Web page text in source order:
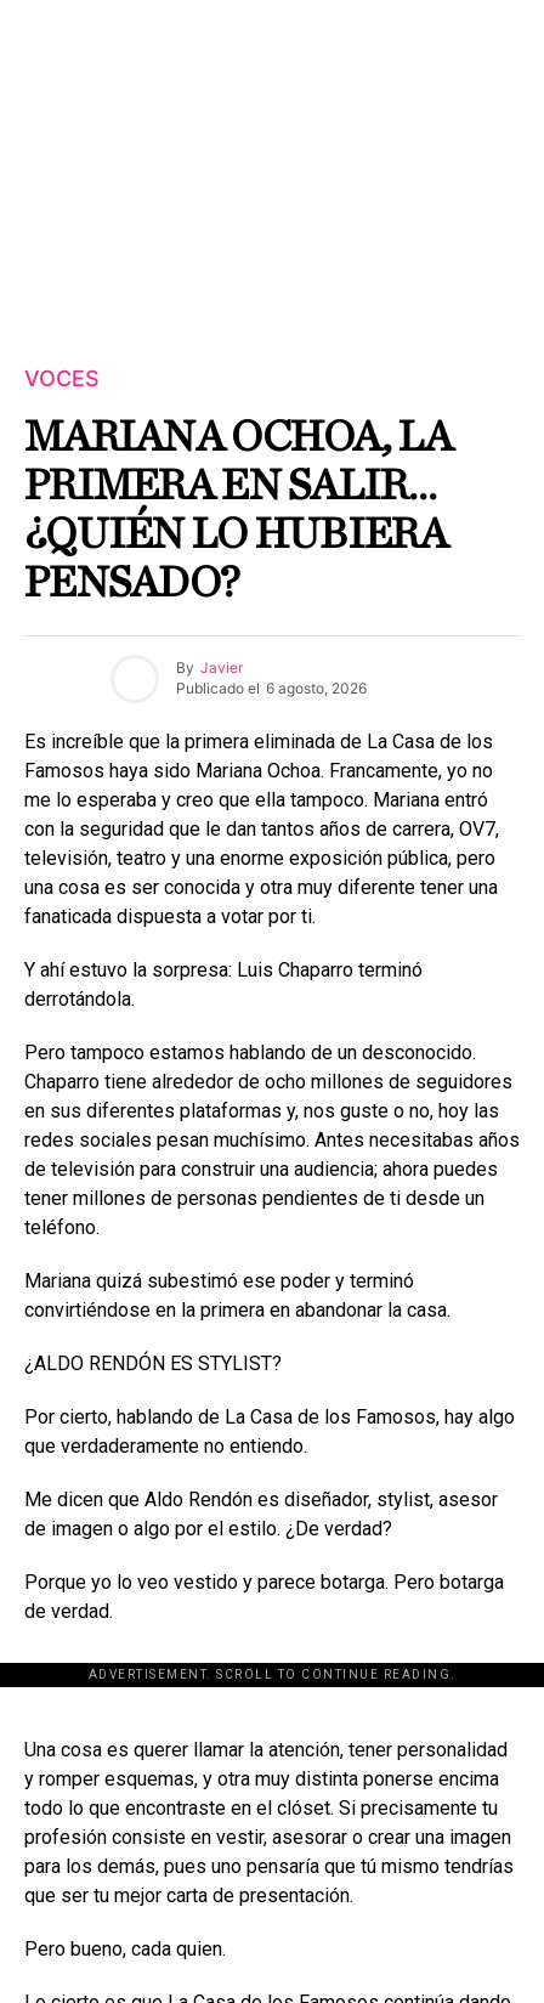
VOCES
MARIANA OCHOA, LA
PRIMERA EN SALIR…
¿QUIÉN LO HUBIERA
PENSADO?
By Javier
Publicado el 6 agosto, 2026
Es increíble que la primera eliminada de La Casa de los
Famosos haya sido Mariana Ochoa. Francamente, yo no
me lo esperaba y creo que ella tampoco. Mariana entró
con la seguridad que le dan tantos años de carrera, OV7,
televisión, teatro y una enorme exposición pública, pero
una cosa es ser conocida y otra muy diferente tener una
fanaticada dispuesta a votar por ti.
Y ahí estuvo la sorpresa: Luis Chaparro terminó
derrotándola.
Pero tampoco estamos hablando de un desconocido.
Chaparro tiene alrededor de ocho millones de seguidores
en sus diferentes plataformas y, nos guste o no, hoy las
redes sociales pesan muchísimo. Antes necesitabas años
de televisión para construir una audiencia; ahora puedes
tener millones de personas pendientes de ti desde un
teléfono.
Mariana quizá subestimó ese poder y terminó
convirtiéndose en la primera en abandonar la casa.
¿ALDO RENDÓN ES STYLIST?
Por cierto, hablando de La Casa de los Famosos, hay algo
que verdaderamente no entiendo.
Me dicen que Aldo Rendón es diseñador, stylist, asesor
de imagen o algo por el estilo. ¿De verdad?
Porque yo lo veo vestido y parece botarga. Pero botarga
de verdad.
ADVERTISEMENT. SCROLL TO CONTINUE READING.
[adsforwp id="243463"]
Una cosa es querer llamar la atención, tener personalidad
y romper esquemas, y otra muy distinta ponerse encima
todo lo que encontraste en el clóset. Si precisamente tu
profesión consiste en vestir, asesorar o crear una imagen
para los demás, pues uno pensaría que tú mismo tendrías
que ser tu mejor carta de presentación.
Pero bueno, cada quien.